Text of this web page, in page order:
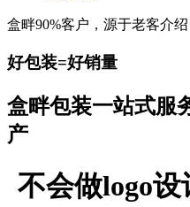
盒畔90%客户，源于老客介绍
好包装=好销量
盒畔包装一站式服
产
不会做logo